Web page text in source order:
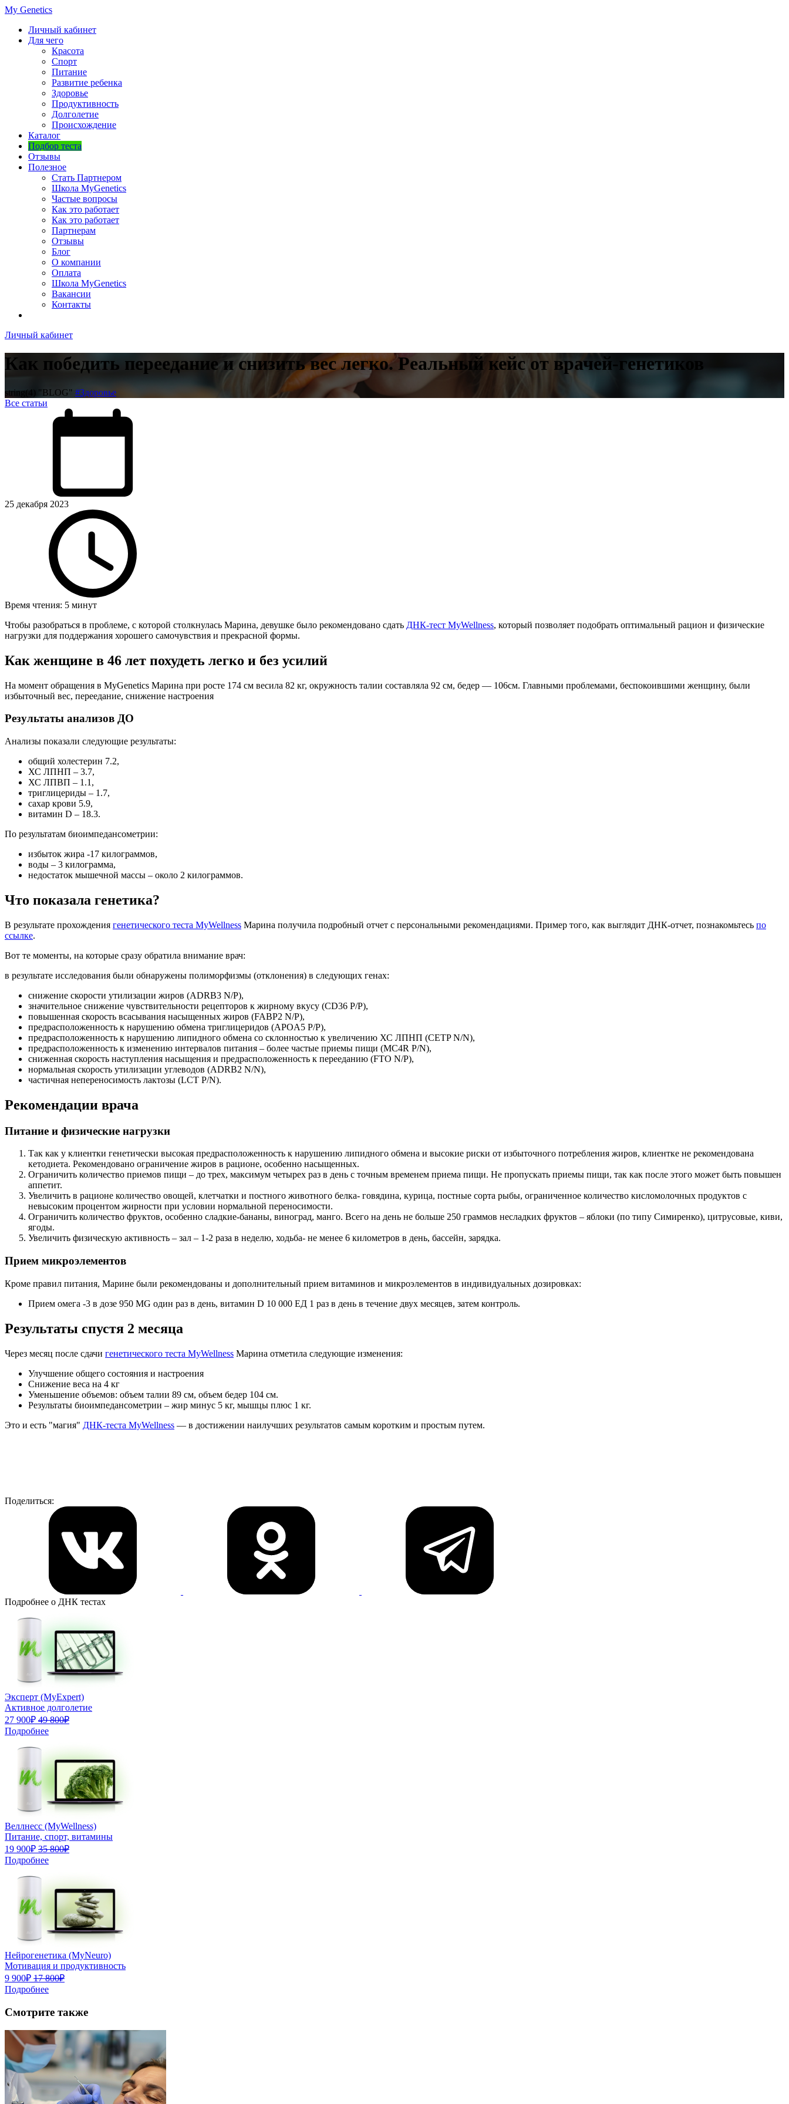
My Genetics
Личный кабинет
Для чего
Красота
Спорт
Питание
Развитие ребенка
Здоровье
Продуктивность
Долголетие
Происхождение
Каталог
Подбор теста
Отзывы
Полезное
Стать Партнером
Школа MyGenetics
Частые вопросы
Как это работает
Как это работает
Партнерам
Отзывы
Блог
О компании
Оплата
Школа MyGenetics
Вакансии
Контакты
Личный кабинет
Как победить переедание и снизить вес легко. Реальный кейс от врачей-генетиков
string(4) "BLOG" #Здоровье
Все статьи
25 декабря 2023
Время чтения: 5 минут
Чтобы разобраться в проблеме, с которой столкнулась Марина, девушке было рекомендовано сдать ДНК-тест MyWellness, который позволяет подобрать оптимальный рацион и физические
нагрузки для поддержания хорошего самочувствия и прекрасной формы.
Как женщине в 46 лет похудеть легко и без усилий
На момент обращения в MyGenetics Марина при росте 174 см весила 82 кг, окружность талии составляла 92 см, бедер — 106см. Главными проблемами, беспокоившими женщину, были
избыточный вес, переедание, снижение настроения
Результаты анализов ДО
Анализы показали следующие результаты:
общий холестерин 7.2,
ХС ЛПНП – 3.7,
ХС ЛПВП – 1.1,
триглицериды – 1.7,
сахар крови 5.9,
витамин D – 18.3.
По результатам биоимпедансометрии:
избыток жира -17 килограммов,
воды – 3 килограмма,
недостаток мышечной массы – около 2 килограммов.
Что показала генетика?
В результате прохождения генетического теста MyWellness Марина получила подробный отчет с персональными рекомендациями. Пример того, как выглядит ДНК-отчет, познакомьтесь по
ссылке.
Вот те моменты, на которые сразу обратила внимание врач:
в результате исследования были обнаружены полиморфизмы (отклонения) в следующих генах:
снижение скорости утилизации жиров (ADRB3 N/P),
значительное снижение чувствительности рецепторов к жирному вкусу (СD36 P/P),
повышенная скорость всасывания насыщенных жиров (FABP2 N/P),
предрасположенность к нарушению обмена триглицеридов (APOA5 P/P),
предрасположенность к нарушению липидного обмена со склонностью к увеличению ХС ЛПНП (CETP N/N),
предрасположенность к изменению интервалов питания – более частые приемы пищи (MC4R P/N),
сниженная скорость наступления насыщения и предрасположенность к перееданию (FTO N/P),
нормальная скорость утилизации углеводов (АDRB2 N/N),
частичная непереносимость лактозы (LCT P/N).
Рекомендации врача
Питание и физические нагрузки
Так как у клиентки генетически высокая предрасположенность к нарушению липидного обмена и высокие риски от избыточного потребления жиров, клиентке не рекомендована
кетодиета. Рекомендовано ограничение жиров в рационе, особенно насыщенных.
Ограничить количество приемов пищи – до трех, максимум четырех раз в день с точным временем приема пищи. Не пропускать приемы пищи, так как после этого может быть повышен
аппетит.
Увеличить в рационе количество овощей, клетчатки и постного животного белка- говядина, курица, постные сорта рыбы, ограниченное количество кисломолочных продуктов с
невысоким процентом жирности при условии нормальной переносимости.
Ограничить количество фруктов, особенно сладкие-бананы, виноград, манго. Всего на день не больше 250 граммов несладких фруктов – яблоки (по типу Симиренко), цитрусовые, киви,
ягоды.
Увеличить физическую активность – зал – 1-2 раза в неделю, ходьба- не менее 6 километров в день, бассейн, зарядка.
Прием микроэлементов
Кроме правил питания, Марине были рекомендованы и дополнительный прием витаминов и микроэлементов в индивидуальных дозировках:
Прием омега -3 в дозе 950 МG один раз в день, витамин D 10 000 ЕД 1 раз в день в течение двух месяцев, затем контроль.
Результаты спустя 2 месяца
Через месяц после сдачи генетического теста MyWellness Марина отметила следующие изменения:
Улучшение общего состояния и настроения
Снижение веса на 4 кг
Уменьшение объемов: объем талии 89 см, объем бедер 104 см.
Результаты биоимпедансометрии – жир минус 5 кг, мышцы плюс 1 кг.
Это и есть "магия" ДНК-теста MyWellness — в достижении наилучших результатов самым коротким и простым путем.
Поделиться:
Подробнее о ДНК тестах
Эксперт (MyExpert)
Активное долголетие
27 900₽ 49 800₽
Подробнее
Веллнесс (MyWellness)
Питание, спорт, витамины
19 900₽ 35 800₽
Подробнее
Нейрогенетика (MyNeuro)
Мотивация и продуктивность
9 900₽ 17 800₽
Подробнее
Смотрите также